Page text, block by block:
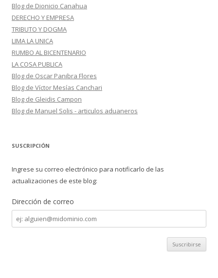
Blog de Dionicio Canahua
DERECHO Y EMPRESA
TRIBUTO Y DOGMA
LIMA LA UNICA
RUMBO AL BICENTENARIO
LA COSA PUBLICA
Blog de Oscar Panibra Flores
Blog de Víctor Mesías Canchari
Blog de Gleidis Campon
Blog de Manuel Solis - articulos aduaneros
SUSCRIPCIÓN
Ingrese su correo electrónico para notificarlo de las
actualizaciones de este blog:
Dirección de correo
Dirección
de
correo